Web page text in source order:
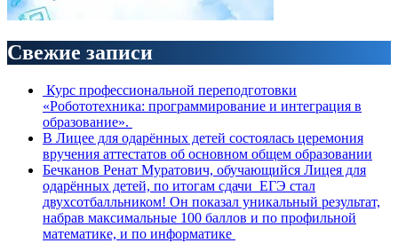
Свежие записи
Курс профессиональной переподготовки
«Робототехника: программирование и интеграция в
образование».
В Лицее для одарённых детей состоялась церемония
вручения аттестатов об основном общем образовании
Бечканов Ренат Муратович, обучающийся Лицея для
одарённых детей, по итогам сдачи ЕГЭ стал
двухсотбалльником! Он показал уникальный результат,
набрав максимальные 100 баллов и по профильной
математике, и по информатике